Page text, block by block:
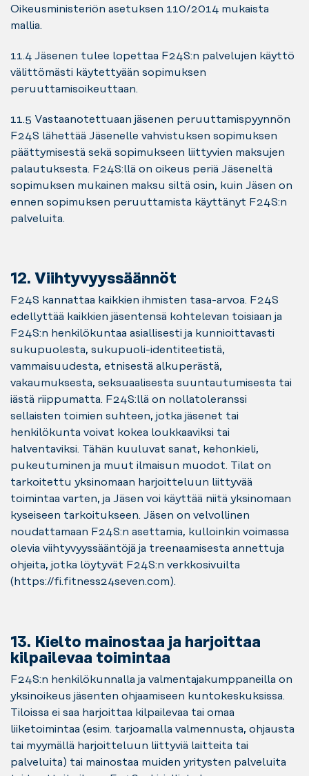
Oikeusministeriön asetuksen 110/2014 mukaista
mallia.
11.4 Jäsenen tulee lopettaa F24S:n palvelujen käyttö
välittömästi käytettyään sopimuksen
peruuttamisoikeuttaan.
11.5 Vastaanotettuaan jäsenen peruuttamispyynnön
F24S lähettää Jäsenelle vahvistuksen sopimuksen
päättymisestä sekä sopimukseen liittyvien maksujen
palautuksesta. F24S:llä on oikeus periä Jäseneltä
sopimuksen mukainen maksu siltä osin, kuin Jäsen on
ennen sopimuksen peruuttamista käyttänyt F24S:n
palveluita.
12. Viihtyvyyssäännöt
F24S kannattaa kaikkien ihmisten tasa-arvoa. F24S
edellyttää kaikkien jäsentensä kohtelevan toisiaan ja
F24S:n henkilökuntaa asiallisesti ja kunnioittavasti
sukupuolesta, sukupuoli-identiteetistä,
vammaisuudesta, etnisestä alkuperästä,
vakaumuksesta, seksuaalisesta suuntautumisesta tai
iästä riippumatta. F24S:llä on nollatoleranssi
sellaisten toimien suhteen, jotka jäsenet tai
henkilökunta voivat kokea loukkaaviksi tai
halventaviksi. Tähän kuuluvat sanat, kehonkieli,
pukeutuminen ja muut ilmaisun muodot. Tilat on
tarkoitettu yksinomaan harjoitteluun liittyvää
toimintaa varten, ja Jäsen voi käyttää niitä yksinomaan
kyseiseen tarkoitukseen. Jäsen on velvollinen
noudattamaan F24S:n asettamia, kulloinkin voimassa
olevia viihtyvyyssääntöjä ja treenaamisesta annettuja
ohjeita, jotka löytyvät F24S:n verkkosivuilta
(https://fi.fitness24seven.com).
13. Kielto mainostaa ja harjoittaa
kilpailevaa toimintaa
F24S:n henkilökunnalla ja valmentajakumppaneilla on
yksinoikeus jäsenten ohjaamiseen kuntokeskuksissa.
Tiloissa ei saa harjoittaa kilpailevaa tai omaa
liiketoimintaa (esim. tarjoamalla valmennusta, ohjausta
tai myymällä harjoitteluun liittyviä laitteita tai
palveluita) tai mainostaa muiden yritysten palveluita